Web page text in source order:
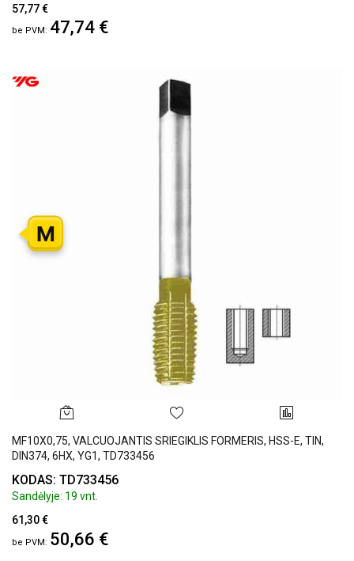
57,77 €
47,74 €
M
MF10X0,75, VALCUOJANTIS SRIEGIKLIS FORMERIS, HSS-E, TIN,
DIN374, 6HX, YG1, TD733456
KODAS: TD733456
Sandėlyje: 19 vnt.
61,30 €
50,66 €